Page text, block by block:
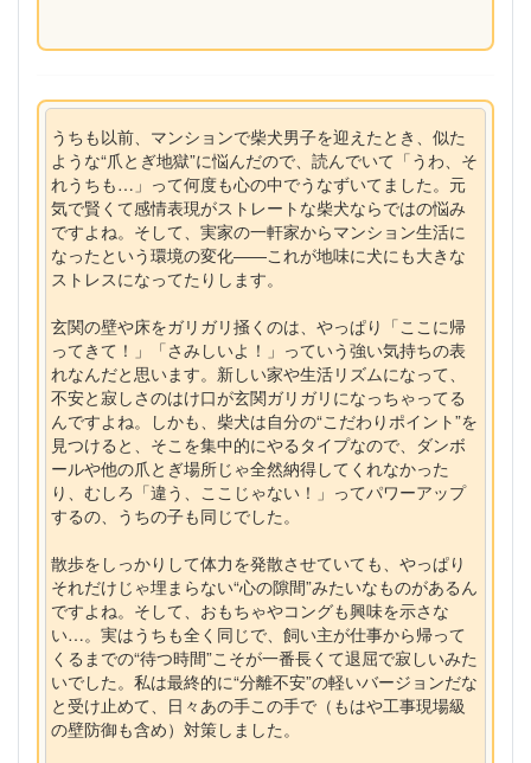
うちも以前、マンションで柴犬男子を迎えたとき、似た
ような“爪とぎ地獄”に悩んだので、読んでいて「うわ、そ
れうちも…」って何度も心の中でうなずいてました。元
気で賢くて感情表現がストレートな柴犬ならではの悩み
ですよね。そして、実家の一軒家からマンション生活に
なったという環境の変化――これが地味に犬にも大きな
ストレスになってたりします。
玄関の壁や床をガリガリ掻くのは、やっぱり「ここに帰
ってきて！」「さみしいよ！」っていう強い気持ちの表
れなんだと思います。新しい家や生活リズムになって、
不安と寂しさのはけ口が玄関ガリガリになっちゃってる
んですよね。しかも、柴犬は自分の“こだわりポイント”を
見つけると、そこを集中的にやるタイプなので、ダンボ
ールや他の爪とぎ場所じゃ全然納得してくれなかった
り、むしろ「違う、ここじゃない！」ってパワーアップ
するの、うちの子も同じでした。
散歩をしっかりして体力を発散させていても、やっぱり
それだけじゃ埋まらない“心の隙間”みたいなものがあるん
ですよね。そして、おもちゃやコングも興味を示さな
い…。実はうちも全く同じで、飼い主が仕事から帰って
くるまでの“待つ時間”こそが一番長くて退屈で寂しいみた
いでした。私は最終的に“分離不安”の軽いバージョンだな
と受け止めて、日々あの手この手で（もはや工事現場級
の壁防御も含め）対策しました。